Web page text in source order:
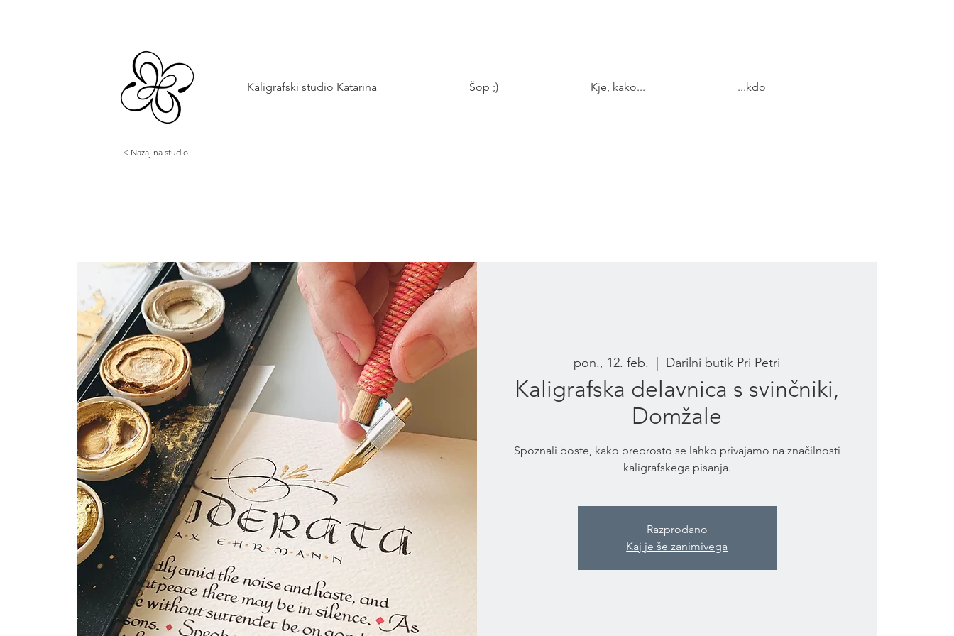
Kaligrafski studio Katarina Šop ;) Kje, kako... ...kdo
< Nazaj na studio
pon., 12. feb. Darilni butik Pri Petri
Kaligrafska delavnica s svinčniki,
Domžale
Spoznali boste, kako preprosto se lahko privajamo na značilnosti
kaligrafskega pisanja.
Razprodano
Kaj je še zanimivega